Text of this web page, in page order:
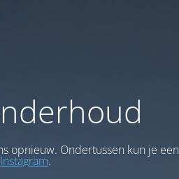
opnieuw. Ondertussen kun je een
Instagram.